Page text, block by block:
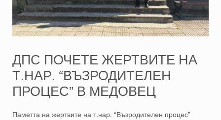
ДПС ПОЧЕТЕ ЖЕРТВИТЕ НА
Т.НАР. “ВЪЗРОДИТЕЛЕН
ПРОЦЕС” В МЕДОВЕЦ
Паметта на жертвите на т.нар. “Възродителен процес”